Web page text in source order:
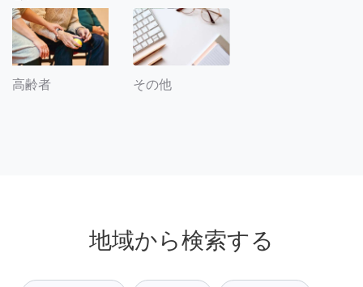
高齢者 その他
地域から検索する